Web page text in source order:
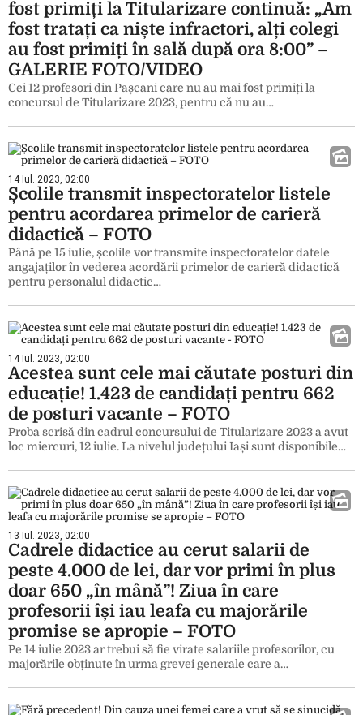
fost primiți la Titularizare continuă: „Am
fost tratați ca niște infractori, alți colegi
au fost primiți în sală după ora 8:00” –
GALERIE FOTO/VIDEO
Cei 12 profesori din Pașcani care nu au mai fost primiți la
concursul de Titularizare 2023, pentru că nu au…
14 Iul. 2023, 02:00
Școlile transmit inspectoratelor listele
pentru acordarea primelor de carieră
didactică – FOTO
Până pe 15 iulie, școlile vor transmite inspectoratelor datele
angajaților în vederea acordării primelor de carieră didactică
pentru personalul didactic…
14 Iul. 2023, 02:00
Acestea sunt cele mai căutate posturi din
educație! 1.423 de candidați pentru 662
de posturi vacante – FOTO
Proba scrisă din cadrul concursului de Titularizare 2023 a avut
loc miercuri, 12 iulie. La nivelul județului Iași sunt disponibile…
13 Iul. 2023, 02:00
Cadrele didactice au cerut salarii de
peste 4.000 de lei, dar vor primi în plus
doar 650 „în mână”! Ziua în care
profesorii își iau leafa cu majorările
promise se apropie – FOTO
Pe 14 iulie 2023 ar trebui să fie virate salariile profesorilor, cu
majorările obținute în urma grevei generale care a…